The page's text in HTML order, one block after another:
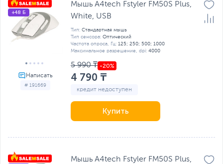
# 191669
+48 Б
Мышь A4tech Fstyler FM50S Plus,
White, USB
Тип: Стандартная мышь
Тип сенсора: Оптический
Частота опроса, Гц: 125; 250; 500; 1000
Максимальное разрешение, dpi: 4000
5 990 ₸
4 790 ₸
кредит недоступен
Купить
Мышь A4tech Fstyler FM50S Plus,